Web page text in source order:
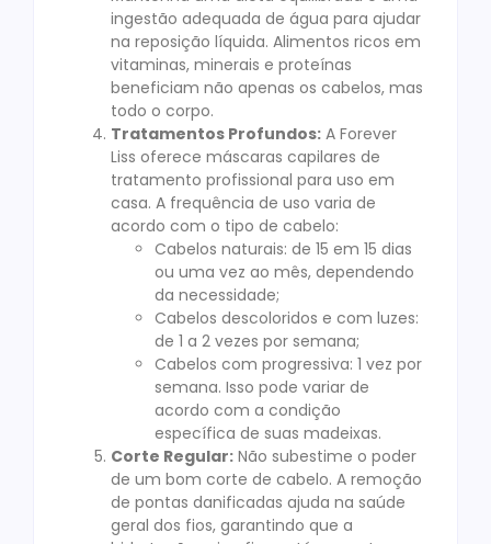
ingestão adequada de água para ajudar
na reposição líquida. Alimentos ricos em
vitaminas, minerais e proteínas
beneficiam não apenas os cabelos, mas
todo o corpo.
Tratamentos Profundos: A Forever
Liss oferece máscaras capilares de
tratamento profissional para uso em
casa. A frequência de uso varia de
acordo com o tipo de cabelo:
Cabelos naturais: de 15 em 15 dias
ou uma vez ao mês, dependendo
da necessidade;
Cabelos descoloridos e com luzes:
de 1 a 2 vezes por semana;
Cabelos com progressiva: 1 vez por
semana. Isso pode variar de
acordo com a condição
específica de suas madeixas.
Corte Regular: Não subestime o poder
de um bom corte de cabelo. A remoção
de pontas danificadas ajuda na saúde
geral dos fios, garantindo que a